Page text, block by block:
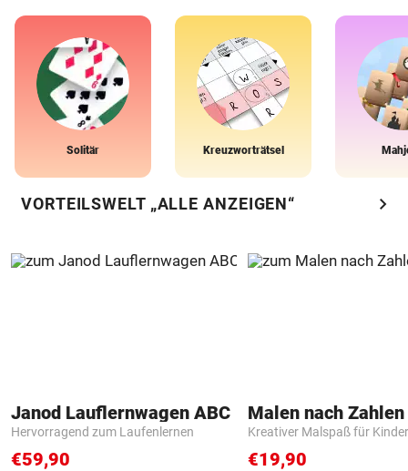
Solitär Kreuzworträtsel
VORTEILSWELT „ALLE ANZEIGEN“ chevron_right
Janod Lauflernwagen ABC
Hervorragend zum Laufenlernen
€59,90
Kreativer Malspaß für Kinder
€19,90